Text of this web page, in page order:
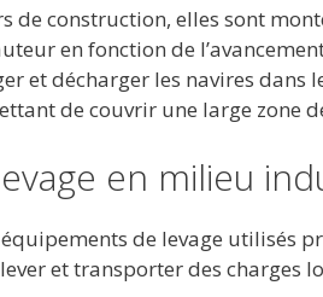
de construction, elles sont
en fonction de
et décharger les navires dans
de couvrir une large zone
en milieu
de levage utilisés
et transporter des charges